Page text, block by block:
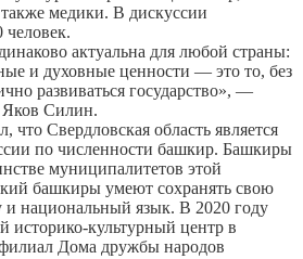
медики. В дискуссии
человек.
актуальна для любой страны:
и духовные ценности — это то, без
развиваться государство», —
Силин.
Свердловская область является
по численности башкир. Башкиры
муниципалитетов этой
башкиры умеют сохранять свою
и национальный язык. В 2020 году
историко-культурный центр в
Дома дружбы народов